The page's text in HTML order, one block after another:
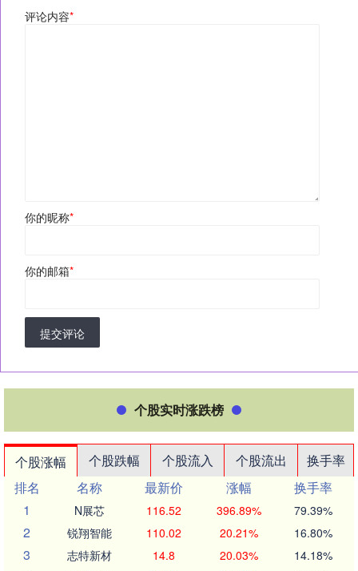
评论内容*
你的昵称*
你的邮箱*
提交评论
个股实时涨跌榜
个股涨幅 个股跌幅 个股流入 个股流出
换手率
排名
名称 最新价 涨幅
换手率
1
N展芯 116.52 396.89% 79.39%
2 锐翔智能 110.02 20.21% 16.80%
3 志特新材 14.8 20.03% 14.18%